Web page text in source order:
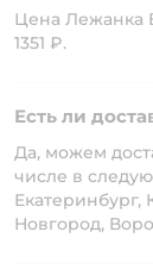
Цена Лежанка
1351 ₽.
Есть ли
Да, можем
числе в
Новгород,